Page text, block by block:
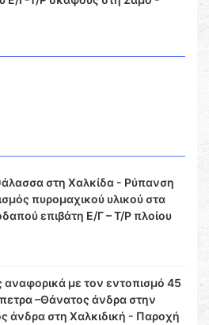
στη Χαλκίδα - Ρύπανση
πυρομαχικού υλικού στα
επιβάτη Ε/Γ – Τ/Ρ πλοίου
με τον εντοπισμό 45
–Θάνατος άνδρα στην
άνδρα στη Χαλκιδική - Παροχή